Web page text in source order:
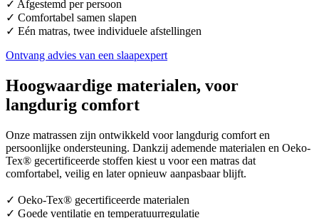
✓ Afgestemd per persoon
✓ Comfortabel samen slapen
✓ Eén matras, twee individuele afstellingen
Ontvang advies van een slaapexpert
Hoogwaardige materialen, voor
langdurig comfort
Onze matrassen zijn ontwikkeld voor langdurig comfort en
persoonlijke ondersteuning. Dankzij ademende materialen en Oeko-
Tex® gecertificeerde stoffen kiest u voor een matras dat
comfortabel, veilig en later opnieuw aanpasbaar blijft.
✓ Oeko-Tex® gecertificeerde materialen
✓ Goede ventilatie en temperatuurregulatie